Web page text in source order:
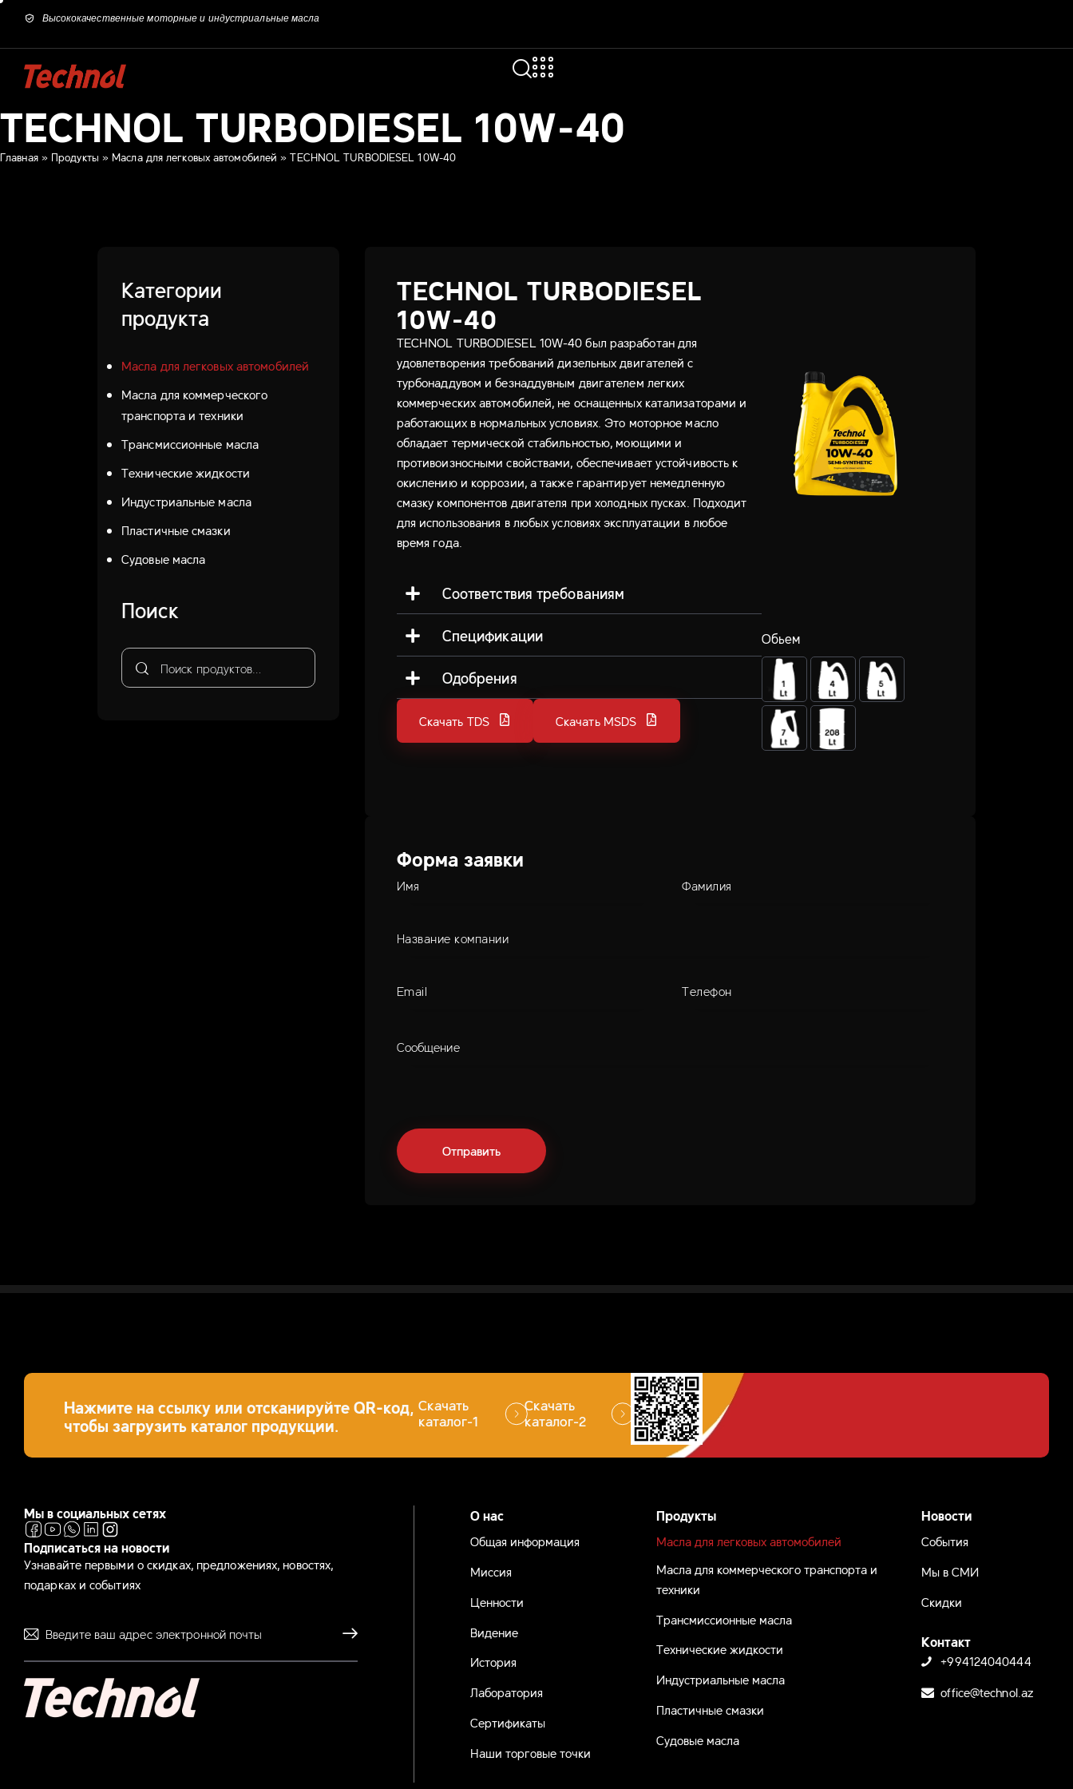
Высококачественные моторные и индустриальные масла
TECHNOL TURBODIESEL 10W-40
Главная» Продукты » Масла для легковых автомобилей »TECHNOL TURBODIESEL 10W-40
TECHNOL TURBODIESEL
10W-40
TECHNOL TURBODIESEL 10W-40 был разработан для
удовлетворения требований дизельных двигателей с
турбонаддувом и безнаддувным двигателем легких
коммерческих автомобилей, не оснащенных катализаторами и
работающих в нормальных условиях. Это моторное масло
обладает термической стабильностью, моющими и
противоизносными свойствами, обеспечивает устойчивость к
окислению и коррозии, а также гарантирует немедленную
смазку компонентов двигателя при холодных пусках. Подходит
для использования в любых условиях эксплуатации в любое
время года.
Соответствия требованиям
Спецификации
Одобрения
Скачать TDS Скачать MSDS
Обьем
Форма заявки
Категории
продукта
Масла для легковых автомобилей
Масла для коммерческого
транспорта и техники
Трансмиссионные масла
Технические жидкости
Индустриальные масла
Пластичные смазки
Судовые масла
Поиск
Нажмите на ссылку или отсканируйте QR-код,
чтобы загрузить каталог продукции.
Скачать
каталог-1
Скачать
каталог-2
Мы в социальных сетях
Подписаться на новости
Узнавайте первыми о скидках, предложениях, новостях,
подарках и событиях
Отправлять
О нас
Общая информация
Миссия
Ценности
Видение
История
Лаборатория
Сертификаты
Наши торговые точки
Продукты
Масла для легковых автомобилей
Масла для коммерческого транспорта и
техники
Трансмиссионные масла
Технические жидкости
Индустриальные масла
Пластичные смазки
Судовые масла
Новости
События
Мы в СМИ
Скидки
Контакт
+994124040444
office@technol.az